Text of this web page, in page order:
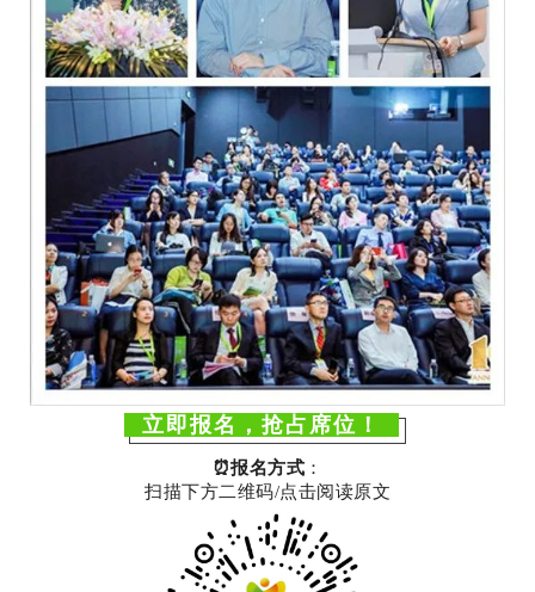
立即报名，抢占席位！
⏰报名方式 ：
扫描下方二维码/点击阅读原文